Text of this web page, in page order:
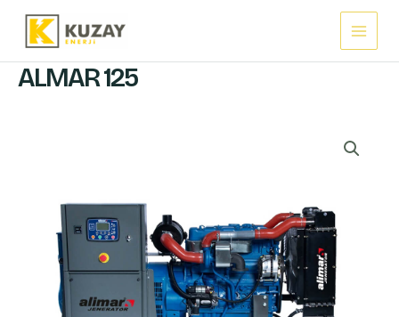
Main
Menu
ALMAR 125